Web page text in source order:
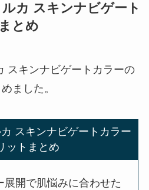
カ スキンナビゲート
とめ
スキンナビゲートカラーの
ました。
スキンナビゲートカラー
ットまとめ
展開で肌悩みに合わせた